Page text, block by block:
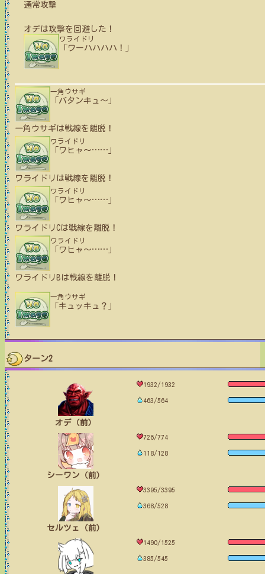
通常攻撃
オデは攻撃を回避した！
ワライドリ
「ワーハハハハ！」
一角ウサギ
「バタンキュ〜」
一角ウサギは戦線を離脱！
ワライドリ
「ワヒャ〜……
ワライドリ は戦線を離脱！
ワライドリ
「ワヒャ〜……
ワライドリCは戦線を離脱！
ワライドリ
「ワヒャ〜……
ワライドリBは戦線を離脱！
一角ウサギ
「キュッキュ？」
ターン2
オデ（前）
1932/1932
463/564
シーワン（前）
726/774
118/128
セルツェ（前）
3395/3395
368/528
1490/1525
385/545